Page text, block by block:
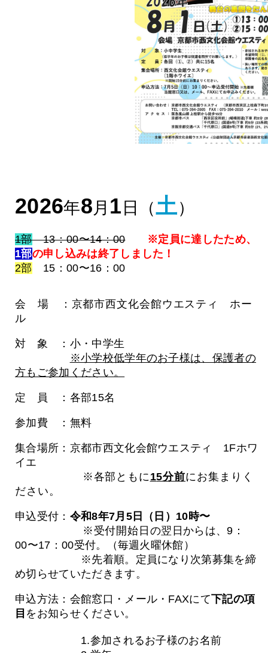
2026年8月 1 日（土）
1部13：00〜14：00
※定員に達したため、
1部の申し込みは終了しました！
2部 15：00〜16：00
会 場 ：京都市西文化会館ウエスティ ホー
ル
対 象 ：小・中学生
※小学校低学年のお子様は、保護者の
方もご参加ください。
定 員 ：各部15名
参加費 ：無料
集合場所：京都市西文化会館ウエスティ 1Fホワ
イエ
※各部ともに15分前にお集まりく
ださい。
申込受付： 令和8年7月5日（日）10時〜
※受付開始日の翌日からは、9：
00〜17：00受付。（毎週火曜休館）
※先着順。定員になり次第募集を締
め切らせていただきます。
申込方法：会館窓口・メール・FAXにて下記の項
目 をお知らせください。
1.参加されるお子様のお名前